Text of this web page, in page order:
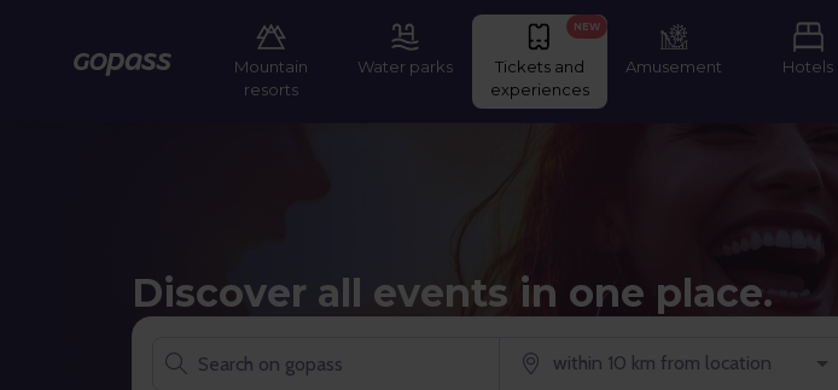
Gopass
Mountain
resorts
Water parks
Tickets and
experiences
NEW
Amusement Hotels
Discover all events in one place.
within 10 km from location